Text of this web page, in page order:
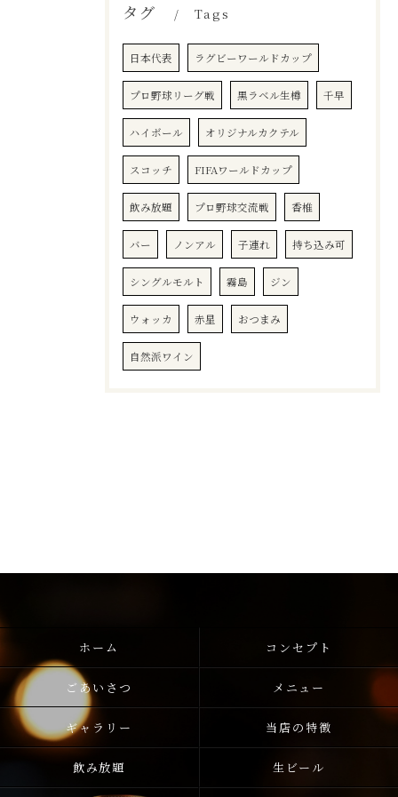
タグ Tags
日本代表 ラグビーワールドカップ
プロ野球リーグ戦 黒ラベル生樽 千早
ハイボール オリジナルカクテル
スコッチ FIFAワールドカップ
飲み放題 プロ野球交流戦 香椎
バー ノンアル 子連れ 持ち込み可
シングルモルト 霧島 ジン
ウォッカ 赤星 おつまみ
自然派ワイン
ホーム コンセプト
ごあいさつ メニュー
ギャラリー 当店の特徴
飲み放題 生ビール